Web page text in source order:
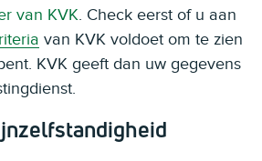
van KVK. Check eerst of u aan
van KVK voldoet om te zien
KVK geeft dan uw gegevens